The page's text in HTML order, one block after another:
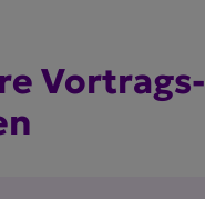
Vortrags­